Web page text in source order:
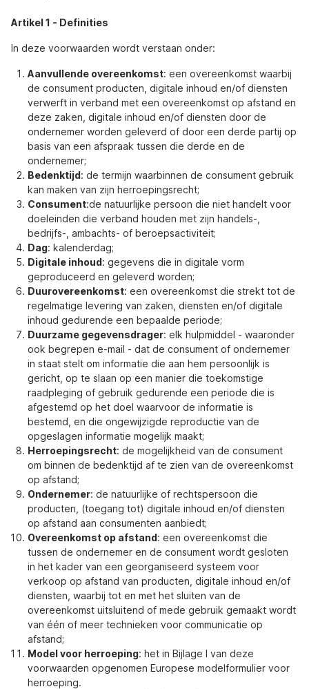
Artikel 1 - Definities
In deze voorwaarden wordt verstaan onder:
Aanvullende overeenkomst: een overeenkomst waarbij
de consument producten, digitale inhoud en/of diensten
verwerft in verband met een overeenkomst op afstand en
deze zaken, digitale inhoud en/of diensten door de
ondernemer worden geleverd of door een derde partij op
basis van een afspraak tussen die derde en de
ondernemer;
Bedenktijd: de termijn waarbinnen de consument gebruik
kan maken van zijn herroepingsrecht;
Consument:de natuurlijke persoon die niet handelt voor
doeleinden die verband houden met zijn handels-,
bedrijfs-, ambachts- of beroepsactiviteit;
Dag: kalenderdag;
Digitale inhoud: gegevens die in digitale vorm
geproduceerd en geleverd worden;
Duurovereenkomst: een overeenkomst die strekt tot de
regelmatige levering van zaken, diensten en/of digitale
inhoud gedurende een bepaalde periode;
Duurzame gegevensdrager: elk hulpmiddel - waaronder
ook begrepen e-mail - dat de consument of ondernemer
in staat stelt om informatie die aan hem persoonlijk is
gericht, op te slaan op een manier die toekomstige
raadpleging of gebruik gedurende een periode die is
afgestemd op het doel waarvoor de informatie is
bestemd, en die ongewijzigde reproductie van de
opgeslagen informatie mogelijk maakt;
Herroepingsrecht: de mogelijkheid van de consument
om binnen de bedenktijd af te zien van de overeenkomst
op afstand;
Ondernemer: de natuurlijke of rechtspersoon die
producten, (toegang tot) digitale inhoud en/of diensten
op afstand aan consumenten aanbiedt;
Overeenkomst op afstand: een overeenkomst die
tussen de ondernemer en de consument wordt gesloten
in het kader van een georganiseerd systeem voor
verkoop op afstand van producten, digitale inhoud en/of
diensten, waarbij tot en met het sluiten van de
overeenkomst uitsluitend of mede gebruik gemaakt wordt
van één of meer technieken voor communicatie op
afstand;
Model voor herroeping: het in Bijlage I van deze
voorwaarden opgenomen Europese modelformulier voor
herroeping.